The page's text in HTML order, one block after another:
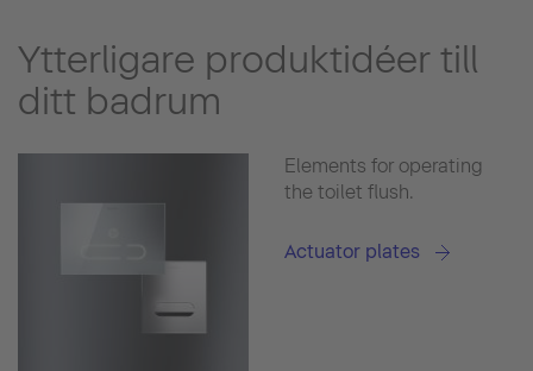
Ytterligare produktidéer till
ditt badrum
Elements for operating
the toilet flush.
Actuator plates